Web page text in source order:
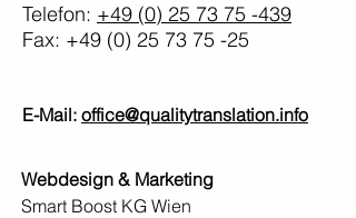
Telefon: +49 (0) 25 73 75 -439
Fax: +49 (0) 25 73 75 -25
​E-Mail: office@qualitytranslation.info
Webdesign & Marketing
Smart Boost KG Wien